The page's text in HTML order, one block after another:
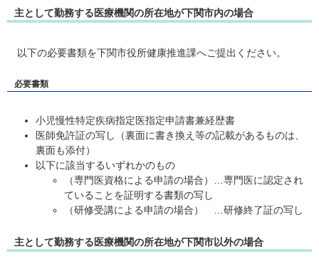
主として勤務する医療機関の所在地が下関市内の場合
以下の必要書類を下関市役所健康推進課へご提出ください。
必要書類
小児慢性特定疾病指定医指定申請書兼経歴書
医師免許証の写し（裏面に書き換え等の記載があるものは、
裏面も添付）
以下に該当するいずれかのもの
（専門医資格による申請の場合）…専門医に認定され
ていることを証明する書類の写し
（研修受講による申請の場合） …研修終了証の写し
主として勤務する医療機関の所在地が下関市以外の場合